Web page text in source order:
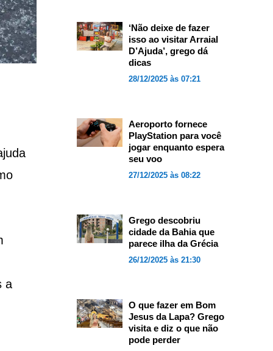
a
‘Não deixe de fazer
isso ao visitar Arraial
D’Ajuda’, grego dá
dicas
28/12/2025 às 07:21
Aeroporto fornece
PlayStation para você
jogar enquanto espera
seu voo
27/12/2025 às 08:22
Grego descobriu
cidade da Bahia que
parece ilha da Grécia
26/12/2025 às 21:30
O que fazer em Bom
Jesus da Lapa? Grego
visita e diz o que não
pode perder